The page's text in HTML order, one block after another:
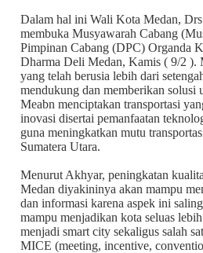
Dalam hal ini Wali Kota Medan,
membuka Musyawarah Cabang
Pimpinan Cabang (DPC) Organda
Dharma Deli Medan, Kamis ( 9/2 ).
yang telah berusia lebih dari
mendukung dan memberikan solusi
Meabn menciptakan transportasi
inovasi disertai pemanfaatan
guna meningkatkan mutu
Sumatera Utara.
Menurut Akhyar, peningkatan
Medan diyakininya akan mampu
dan informasi karena aspek ini
mampu menjadikan kota seluas
menjadi smart city sekaligus salah
MICE (meeting, incentive,